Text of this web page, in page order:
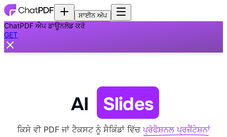
ਸਾਈਨ ਅੱਪ
ChatPDF ਐਪ ਡਾਊਨਲੋਡ ਕਰੋ
GET
AI Slides
ਕਿਸੇ ਵੀ PDF ਜਾਂ ਟੈਕਸਟ ਨੂੰ ਸੈਕਿੰਡਾਂ ਵਿੱਚਪ੍ਰੋਫੈਸ਼ਨਲ ਪ੍ਰਜ਼ੈਂਟੇਸ਼ਨਾਂ